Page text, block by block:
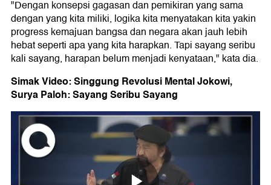
"Dengan konsepsi gagasan dan pemikiran yang sama
dengan yang kita miliki, logika kita menyatakan kita yakin
progress kemajuan bangsa dan negara akan jauh lebih
hebat seperti apa yang kita harapkan. Tapi sayang seribu
kali sayang, harapan belum menjadi kenyataan," kata dia.
Simak Video: Singgung Revolusi Mental Jokowi,
Surya Paloh: Sayang Seribu Sayang